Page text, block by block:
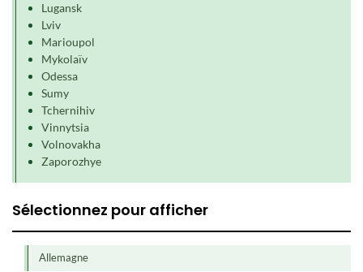
Lugansk
Lviv
Marioupol
Mykolaïv
Odessa
Sumy
Tchernihiv
Vinnytsia
Volnovakha
Zaporozhye
Sélectionnez pour afficher
Allemagne